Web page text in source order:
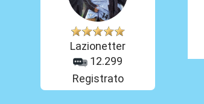
Lazionetter
12.299
Registrato